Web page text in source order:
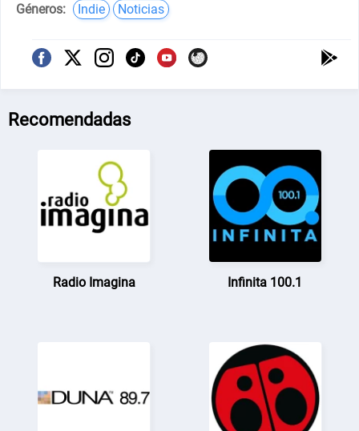
Géneros: Indie Noticias
Recomendadas
Radio Imagina Infinita 100.1